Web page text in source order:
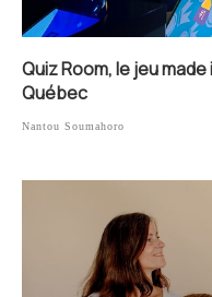
Quiz Room, le jeu
Québec
Nantou Soumahoro